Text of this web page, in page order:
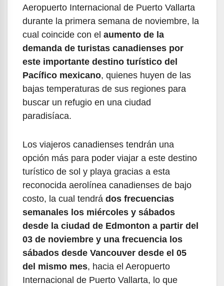
Aeropuerto Internacional de Puerto Vallarta
durante la primera semana de noviembre, la
cual coincide con el aumento de la
demanda de turistas canadienses por
este importante destino turístico del
Pacífico mexicano, quienes huyen de las
bajas temperaturas de sus regiones para
buscar un refugio en una ciudad
paradisíaca.
Los viajeros canadienses tendrán una
opción más para poder viajar a este destino
turístico de sol y playa gracias a esta
reconocida aerolínea canadienses de bajo
costo, la cual tendrá dos frecuencias
semanales los miércoles y sábados
desde la ciudad de Edmonton a partir del
03 de noviembre y una frecuencia los
sábados desde Vancouver desde el 05
del mismo mes, hacia el Aeropuerto
Internacional de Puerto Vallarta, lo que